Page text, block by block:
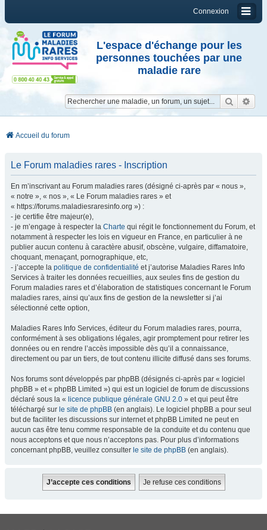
Connexion
L'espace d'échange pour les
personnes touchées par une
maladie rare
Accueil du forum
Le Forum maladies rares - Inscription
En m’inscrivant au Forum maladies rares (désigné ci-après par « nous »,
« notre », « nos », « Le Forum maladies rares » et
« https://forums.maladiesraresinfo.org ») :
- je certifie être majeur(e),
- je m’engage à respecter la Charte qui régit le fonctionnement du Forum, et
notamment à respecter les lois en vigueur en France, en particulier à ne
publier aucun contenu à caractère abusif, obscène, vulgaire, diffamatoire,
choquant, menaçant, pornographique, etc,
- j’accepte la politique de confidentialité et j’autorise Maladies Rares Info
Services à traiter les données recueillies, aux seules fins de gestion du
Forum maladies rares et d’élaboration de statistiques concernant le Forum
maladies rares, ainsi qu’aux fins de gestion de la newsletter si j’ai
sélectionné cette option,
Maladies Rares Info Services, éditeur du Forum maladies rares, pourra,
conformément à ses obligations légales, agir promptement pour retirer les
données ou en rendre l’accès impossible dès qu’il a connaissance,
directement ou par un tiers, de tout contenu illicite diffusé dans ses forums.
Nos forums sont développés par phpBB (désignés ci-après par « logiciel
phpBB » et « phpBB Limited ») qui est un logiciel de forum de discussions
déclaré sous la « licence publique générale GNU 2.0 » et qui peut être
téléchargé sur le site de phpBB (en anglais). Le logiciel phpBB a pour seul
but de faciliter les discussions sur internet et phpBB Limited ne peut en
aucun cas être tenu comme responsable de la conduite et du contenu que
nous acceptons et que nous n’acceptons pas. Pour plus d’informations
concernant phpBB, veuillez consulter le site de phpBB (en anglais).